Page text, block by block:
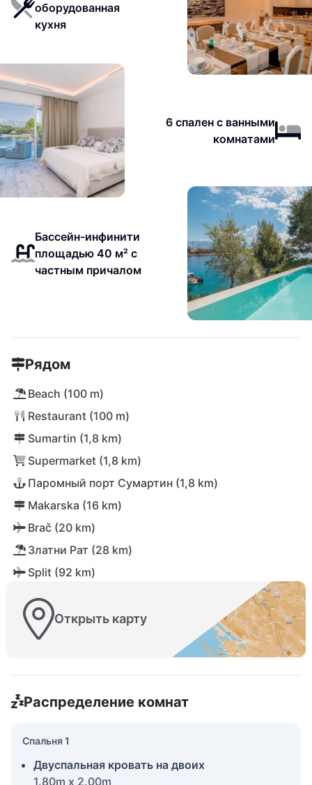
оборудованная
кухня
6 спален с ванными
комнатами
Бассейн-инфинити
площадью 40 м² с
частным причалом
Рядом
Beach (100 m)
Restaurant (100 m)
Sumartin (1,8 km)
Supermarket (1,8 km)
Паромный порт Сумартин (1,8 km)
Makarska (16 km)
Brač (20 km)
Златни Рат (28 km)
Split (92 km)
Открыть карту
Распределение комнат
Спальня 1
Двуспальная кровать на двоих
1.80m x 2.00m